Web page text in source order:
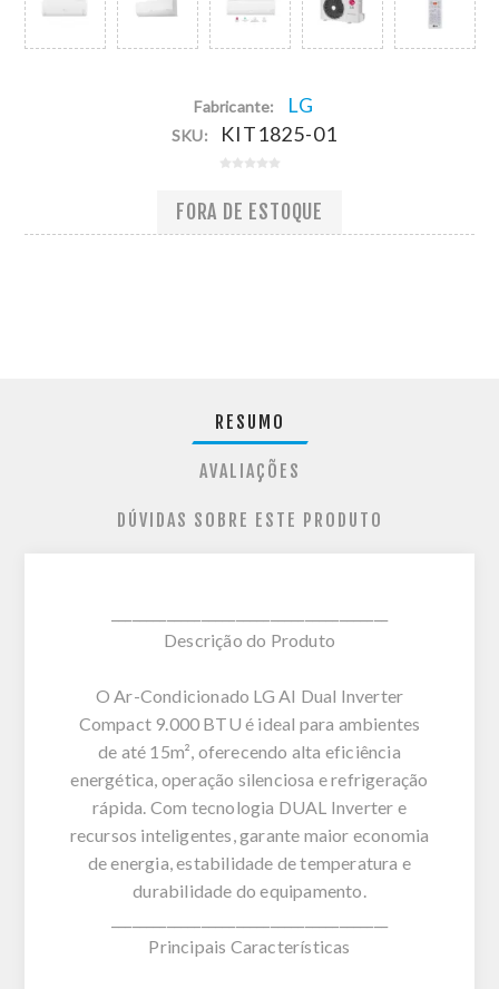
Fabricante: LG
SKU: KIT1825-01
FORA DE ESTOQUE
RESUMO
AVALIAÇÕES
DÚVIDAS SOBRE ESTE PRODUTO
Descrição do Produto
O Ar-Condicionado LG AI Dual Inverter
Compact 9.000 BTU é ideal para ambientes
de até 15m², oferecendo alta eficiência
energética, operação silenciosa e refrigeração
rápida. Com tecnologia DUAL Inverter e
recursos inteligentes, garante maior economia
de energia, estabilidade de temperatura e
durabilidade do equipamento.
Principais Características